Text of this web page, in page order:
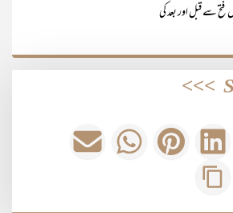
سے قبل اور بعد کی
>>>